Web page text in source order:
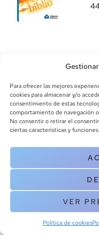
Para ofrecer las mejores
cookies para almacenar y/o
consentimiento de estas
comportamiento de navegación
No consentir o retirar el
ciertas características y funciones.
VER
Política de cookies
+34
Copyright © 2025 Canoa
cookies